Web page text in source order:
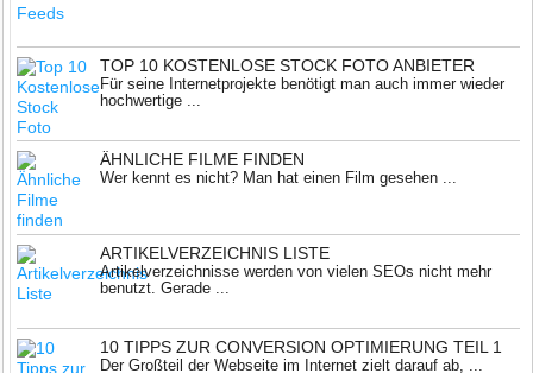
TOP 10 KOSTENLOSE STOCK FOTO ANBIETER
Für seine Internetprojekte benötigt man auch immer wieder
hochwertige ...
ÄHNLICHE FILME FINDEN
Wer kennt es nicht? Man hat einen Film gesehen ...
ARTIKELVERZEICHNIS LISTE
Artikelverzeichnisse werden von vielen SEOs nicht mehr
benutzt. Gerade ...
10 TIPPS ZUR CONVERSION OPTIMIERUNG TEIL 1
Der Großteil der Webseite im Internet zielt darauf ab, ...